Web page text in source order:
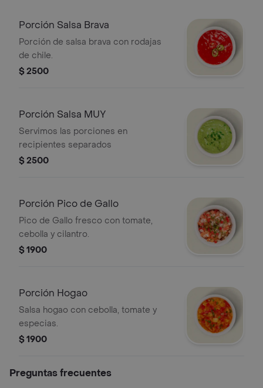
Porción Salsa Brava
Porción de salsa brava con rodajas
de chile.
$ 2500
Porción Salsa MUY
Servimos las porciones en
recipientes separados
$ 2500
Porción Pico de Gallo
Pico de Gallo fresco con tomate,
cebolla y cilantro.
$ 1900
Porción Hogao
Salsa hogao con cebolla, tomate y
especias.
$ 1900
Preguntas frecuentes